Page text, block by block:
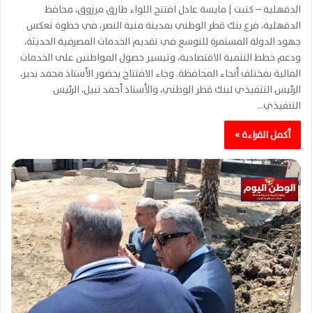
الدقهلية – كتبت | مايسة عادل افتتح اللواء طارق مرزوق، محافظ
الدقهلية، فرع بنك قطر الوطني بمدينة منية النصر، في خطوة تعكس
جهود الدولة المستمرة للتوسع في تقديم الخدمات المصرفية الحديثة،
ودعم خطط التنمية الاقتصادية، وتيسير حصول المواطنين على الخدمات
المالية بمختلف أنحاء المحافظة. وجاء الافتتاح بحضور الأستاذ محمد بدير،
الرئيس التنفيذي لبنك قطر الوطني، والأستاذ أحمد نبيل، الرئيس
التنفيذي…
أكمل القراءة »